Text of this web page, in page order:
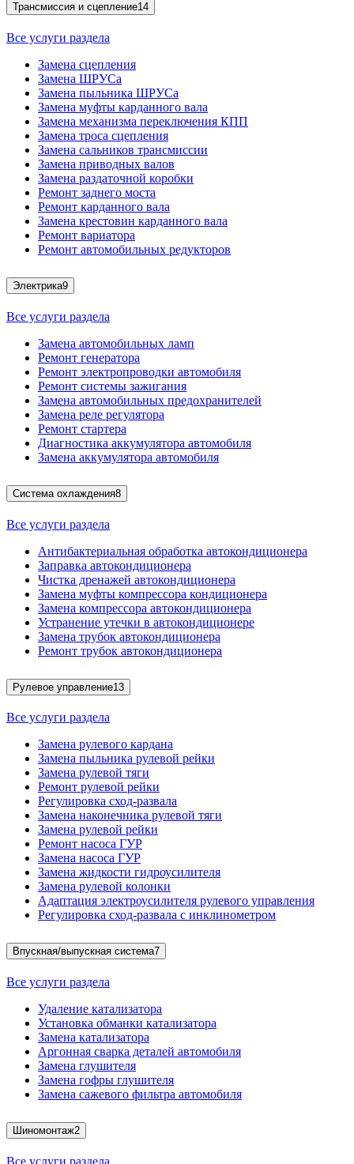
Трансмиссия и сцепление14
Все услуги раздела
Замена сцепления
Замена ШРУСа
Замена пыльника ШРУСа
Замена муфты карданного вала
Замена механизма переключения КПП
Замена троса сцепления
Замена сальников трансмиссии
Замена приводных валов
Замена раздаточной коробки
Ремонт заднего моста
Ремонт карданного вала
Замена крестовин карданного вала
Ремонт вариатора
Ремонт автомобильных редукторов
Электрика9
Все услуги раздела
Замена автомобильных ламп
Ремонт генератора
Ремонт электропроводки автомобиля
Ремонт системы зажигания
Замена автомобильных предохранителей
Замена реле регулятора
Ремонт стартера
Диагностика аккумулятора автомобиля
Замена аккумулятора автомобиля
Система охлаждения8
Все услуги раздела
Антибактериальная обработка автокондиционера
Заправка автокондиционера
Чистка дренажей автокондиционера
Замена муфты компрессора кондиционера
Замена компрессора автокондиционера
Устранение утечки в автокондиционере
Замена трубок автокондиционера
Ремонт трубок автокондиционера
Рулевое управление13
Все услуги раздела
Замена рулевого кардана
Замена пыльника рулевой рейки
Замена рулевой тяги
Ремонт рулевой рейки
Регулировка сход-развала
Замена наконечника рулевой тяги
Замена рулевой рейки
Ремонт насоса ГУР
Замена насоса ГУР
Замена жидкости гидроусилителя
Замена рулевой колонки
Адаптация электроусилителя рулевого управления
Регулировка сход-развала с инклинометром
Впускная/выпускная система7
Все услуги раздела
Удаление катализатора
Установка обманки катализатора
Замена катализатора
Аргонная сварка деталей автомобиля
Замена глушителя
Замена гофры глушителя
Замена сажевого фильтра автомобиля
Шиномонтаж2
Все услуги раздела